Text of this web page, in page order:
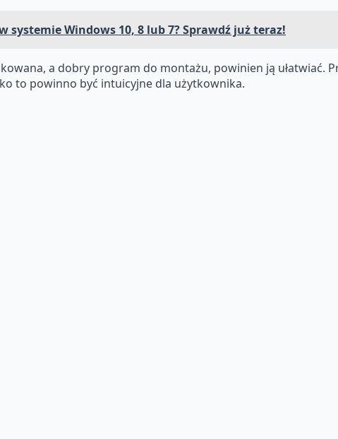
systemie Windows 10, 8 lub 7? Sprawdź już teraz!
a dobry program do montażu, powinien ją ułatwiać.
to powinno być intuicyjne dla użytkownika.